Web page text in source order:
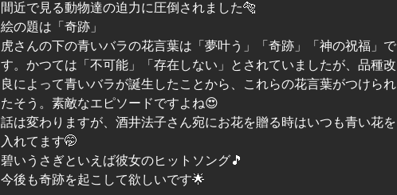
間近で見る動物達の迫力に圧倒されました🐅
絵の題は「奇跡」
虎さんの下の青いバラの花言葉は「夢叶う」「奇跡」「神の祝福」で
す。かつては「不可能」「存在しない」とされていましたが、品種改
良によって青いバラが誕生したことから、これらの花言葉がつけられ
たそう。素敵なエピソードですよね😍
話は変わりますが、酒井法子さん宛にお花を贈る時はいつも青い花を
入れてます🤭
碧いうさぎといえば彼女のヒットソング🎵
今後も奇跡を起こして欲しいです🌟